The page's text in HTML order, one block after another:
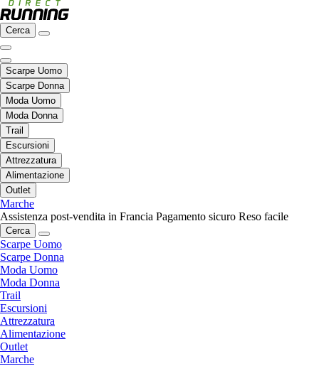
Cerca
Scarpe Uomo
Scarpe Donna
Moda Uomo
Moda Donna
Trail
Escursioni
Attrezzatura
Alimentazione
Outlet
Marche
Assistenza post-vendita in Francia Pagamento sicuro Reso facile
Cerca
Scarpe Uomo
Scarpe Donna
Moda Uomo
Moda Donna
Trail
Escursioni
Attrezzatura
Alimentazione
Outlet
Marche